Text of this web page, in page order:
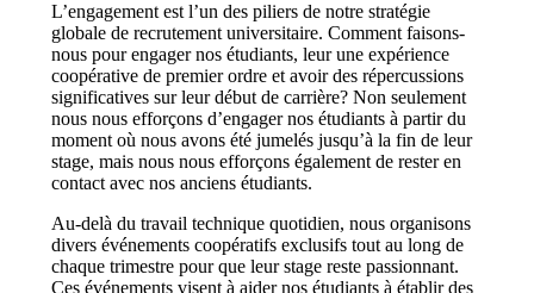
L’engagement est l’un des piliers de notre stratégie
globale de recrutement universitaire. Comment faisons-
nous pour engager nos étudiants, leur une expérience
coopérative de premier ordre et avoir des répercussions
significatives sur leur début de carrière? Non seulement
nous nous efforçons d’engager nos étudiants à partir du
moment où nous avons été jumelés jusqu’à la fin de leur
stage, mais nous nous efforçons également de rester en
contact avec nos anciens étudiants.
Au-delà du travail technique quotidien, nous organisons
divers événements coopératifs exclusifs tout au long de
chaque trimestre pour que leur stage reste passionnant.
Ces événements visent à aider nos étudiants à établir des